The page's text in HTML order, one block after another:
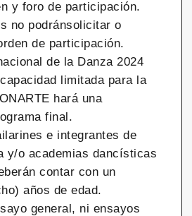
y foro de participación.
no podránsolicitar o
de participación.
de la Danza 2024
limitada para la
hará una
final.
e integrantes de
y/o academias dancísticas
contar con un
años de edad.
general, ni ensayos